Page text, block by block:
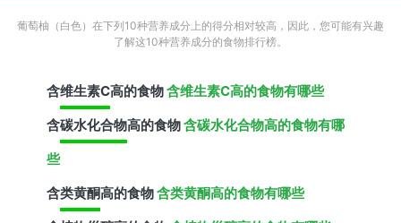
葡萄柚（白色）在下列10种营养成分上的得分相对较高，因此，您可能有兴趣
了解这10种营养成分的食物排行榜。
含维生素C高的食物含维生素C高的食物有哪些
含碳水化合物高的食物含碳水化合物高的食物有哪
些
含类黄酮高的食物含类黄酮高的食物有哪些